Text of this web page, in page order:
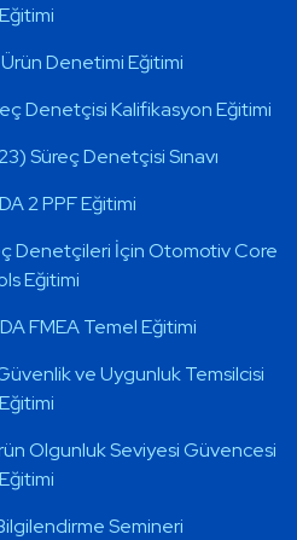
Eğitimi
Denetimi Eğitimi
Denetçisi Kalifikasyon Eğitimi
Süreç Denetçisi Sınavı
2 PPF Eğitimi
Denetçileri İçin Otomotiv Core
Eğitimi
FMEA Temel Eğitimi
ve Uygunluk Temsilcisi
Eğitimi
Olgunluk Seviyesi Güvencesi
Eğitimi
Semineri